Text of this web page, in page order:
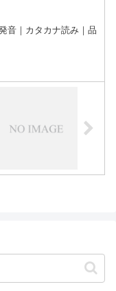
音｜カタカナ読み｜品